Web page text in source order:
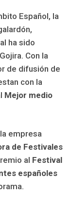
Español, la
ha sido
Con la
de difusión de
con la
Mejor medio
empresa
de Festivales
al Festival
españoles